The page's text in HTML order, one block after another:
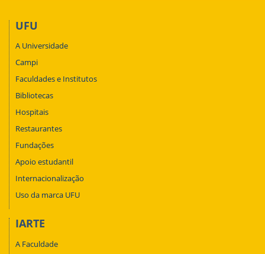
UFU
A Universidade
Campi
Faculdades e Institutos
Bibliotecas
Hospitais
Restaurantes
Fundações
Apoio estudantil
Internacionalização
Uso da marca UFU
IARTE
A Faculdade